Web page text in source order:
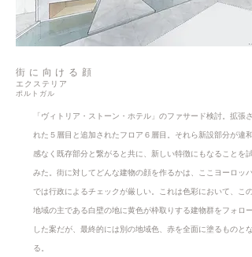
街に向ける顔
エクステリア
ポルトガル
「ヴィトリア・ストーン・ホテル」のファサード検討。拡張さ
れた５層目と追加されたフロア６層目。それら新設部分が違和
感なく既存部分と繋がると共に、新しい特徴にもなることを試
みた。街に対してどんな建物の顔を作るかは、ここヨーロッパ
では行政によるチェックが厳しい。これは色彩において、この
地域の主である白壁の地に黄色が枠取りする建物群をフォロー
した案だが、最終的には別の地域色、赤を全面に塗るものとな
る。